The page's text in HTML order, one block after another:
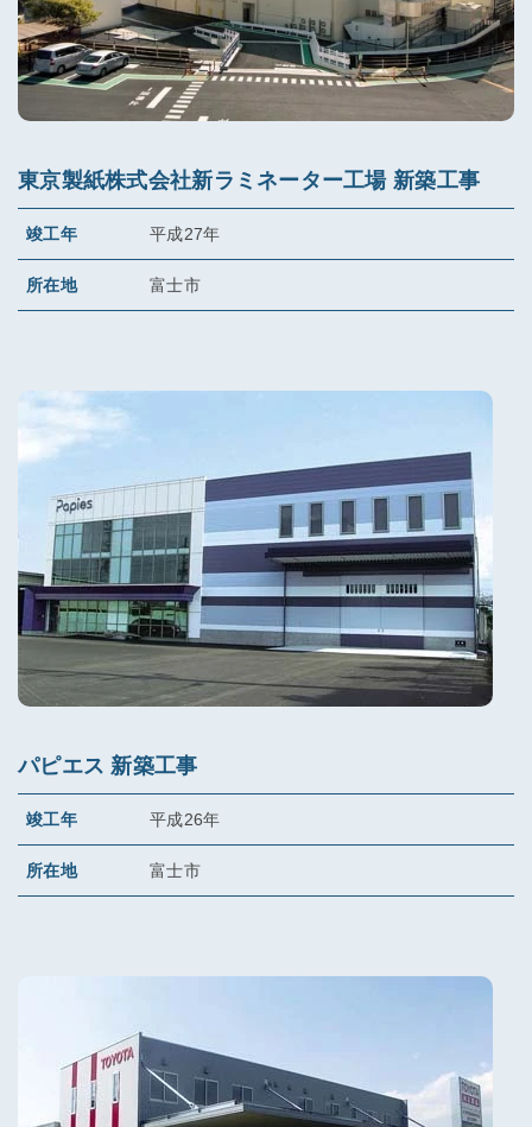
東京製紙株式会社新ラミネーター工場 新築工事
竣工年 平成27年
所在地 富士市
パピエス 新築工事
竣工年 平成26年
所在地 富士市